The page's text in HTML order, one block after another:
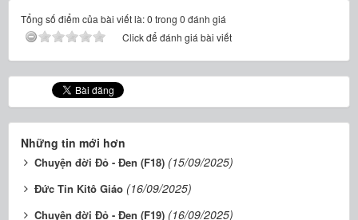
Tổng số điểm của bài viết là: 0 trong 0 đánh giá
Click để đánh giá bài viết
Những tin mới hơn
Chuyện đời Đỏ - Đen (F18) (15/09/2025)
Đức Tin Kitô Giáo (16/09/2025)
Chuyện đời Đỏ - Đen (F19) (16/09/2025)